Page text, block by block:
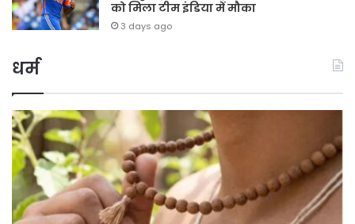
को मिला टीम इंडिया में मौका
3 days ago
धर्म